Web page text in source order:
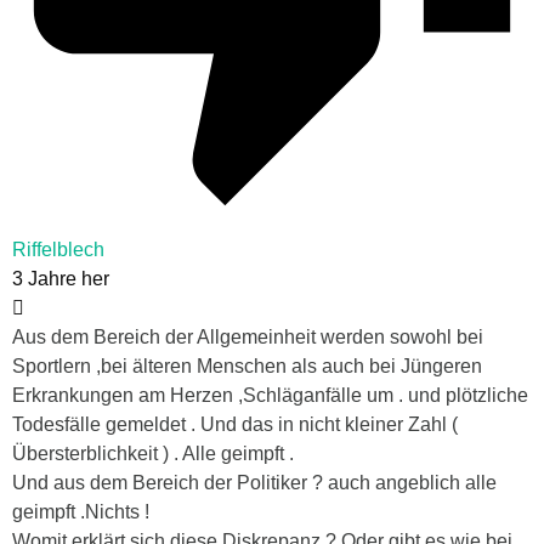
Riffelblech
3 Jahre her
Aus dem Bereich der Allgemeinheit werden sowohl bei
Sportlern ,bei älteren Menschen als auch bei Jüngeren
Erkrankungen am Herzen ,Schläganfälle um . und plötzliche
Todesfälle gemeldet . Und das in nicht kleiner Zahl (
Übersterblichkeit ) . Alle geimpft .
Und aus dem Bereich der Politiker ? auch angeblich alle
geimpft .Nichts !